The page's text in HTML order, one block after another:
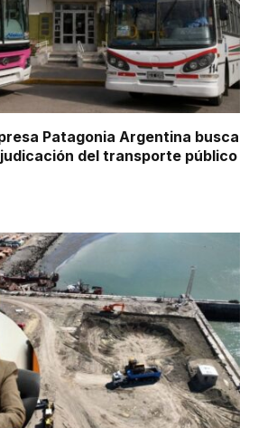
Patagonia Argentina busca
del transporte público